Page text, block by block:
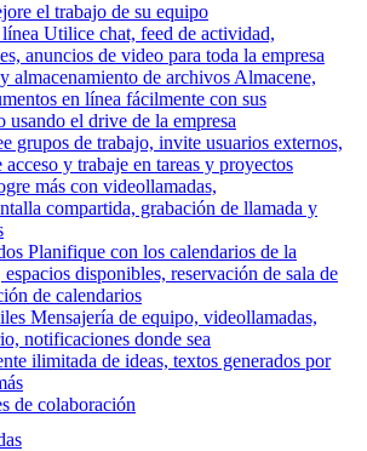
el trabajo de su equipo
Utilice chat, feed de actividad,
anuncios de video para toda la empresa
almacenamiento de archivos Almacene,
en línea fácilmente con sus
usando el drive de la empresa
grupos de trabajo, invite usuarios externos,
y trabaje en tareas y proyectos
más con videollamadas,
compartida, grabación de llamada y
Planifique con los calendarios de la
espacios disponibles, reservación de sala de
de calendarios
Mensajería de equipo, videollamadas,
notificaciones donde sea
ilimitada de ideas, textos generados por
de colaboración